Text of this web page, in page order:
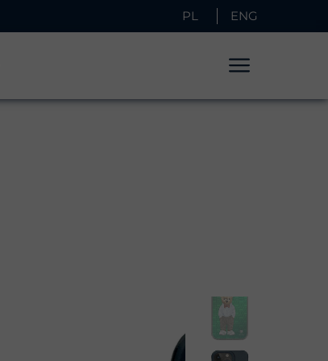
ENG
PL